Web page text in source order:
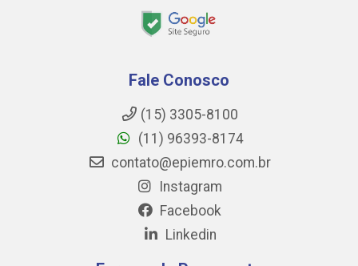
Fale Conosco
(15) 3305-8100
(11) 96393-8174
contato@epiemro.com.br
Instagram
Facebook
Linkedin